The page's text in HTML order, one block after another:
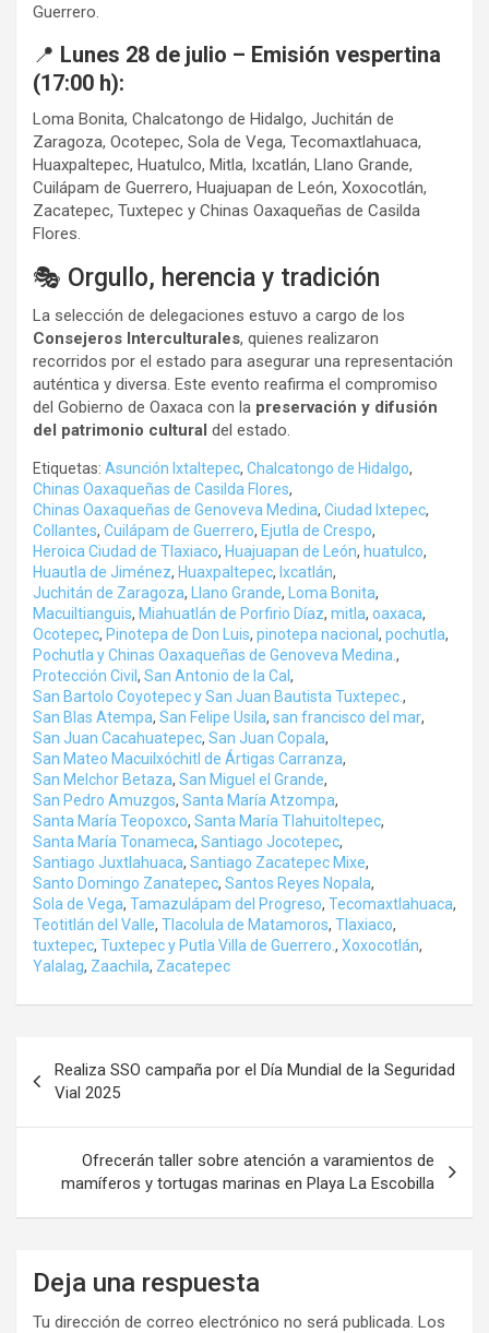
Guerrero.
📍 Lunes 28 de julio – Emisión vespertina
(17:00 h):
Loma Bonita, Chalcatongo de Hidalgo, Juchitán de
Zaragoza, Ocotepec, Sola de Vega, Tecomaxtlahuaca,
Huaxpaltepec, Huatulco, Mitla, Ixcatlán, Llano Grande,
Cuilápam de Guerrero, Huajuapan de León, Xoxocotlán,
Zacatepec, Tuxtepec y Chinas Oaxaqueñas de Casilda
Flores.
🎭 Orgullo, herencia y tradición
La selección de delegaciones estuvo a cargo de los
Consejeros Interculturales, quienes realizaron
recorridos por el estado para asegurar una representación
auténtica y diversa. Este evento reafirma el compromiso
del Gobierno de Oaxaca con la preservación y difusión
del patrimonio cultural del estado.
Etiquetas: Asunción Ixtaltepec, Chalcatongo de Hidalgo,
Chinas Oaxaqueñas de Casilda Flores,
Chinas Oaxaqueñas de Genoveva Medina, Ciudad Ixtepec,
Collantes, Cuilápam de Guerrero, Ejutla de Crespo,
Heroica Ciudad de Tlaxiaco, Huajuapan de León, huatulco,
Huautla de Jiménez, Huaxpaltepec, Ixcatlán,
Juchitán de Zaragoza, Llano Grande, Loma Bonita,
Macuiltianguis, Miahuatlán de Porfirio Díaz, mitla, oaxaca,
Ocotepec, Pinotepa de Don Luis, pinotepa nacional, pochutla,
Pochutla y Chinas Oaxaqueñas de Genoveva Medina. ,
Protección Civil, San Antonio de la Cal,
San Bartolo Coyotepec y San Juan Bautista Tuxtepec.,
San Blas Atempa, San Felipe Usila, san francisco del mar,
San Juan Cacahuatepec, San Juan Copala,
San Mateo Macuilxóchitl de Ártigas Carranza,
San Melchor Betaza, San Miguel el Grande,
San Pedro Amuzgos, Santa María Atzompa,
Santa María Teopoxco, Santa María Tlahuitoltepec,
Santa María Tonameca, Santiago Jocotepec,
Santiago Juxtlahuaca, Santiago Zacatepec Mixe,
Santo Domingo Zanatepec, Santos Reyes Nopala,
Sola de Vega, Tamazulápam del Progreso, Tecomaxtlahuaca,
Teotitlán del Valle, Tlacolula de Matamoros, Tlaxiaco,
tuxtepec, Tuxtepec y Putla Villa de Guerrero. , Xoxocotlán,
Yalalag, Zaachila, Zacatepec
de
entradas
Realiza SSO campaña por el Día Mundial de la Seguridad
Vial 2025
Ofrecerán taller sobre atención a varamientos de
mamíferos y tortugas marinas en Playa La Escobilla
Deja una respuesta
Tu dirección de correo electrónico no será publicada. Los